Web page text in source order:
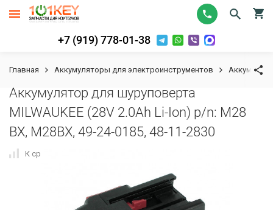
+7 (919) 778-01-38
Главная Аккумуляторы для электроинструментов
Аккумулятор для шуруповерта
MILWAUKEE (28V 2.0Ah Li-Ion) p/n: M28
BX, M28BX, 49-24-0185, 48-11-2830
К сравнению